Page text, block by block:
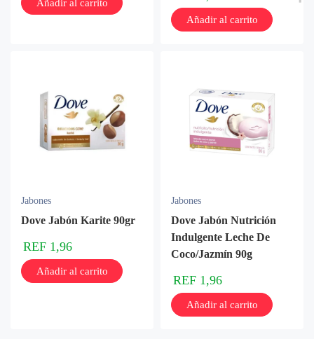
Añadir al carrito
Añadir al carrito
Jabones
Dove Jabón Karite 90gr
REF 1,96
Añadir al carrito
Jabones
Dove Jabón Nutrición
Indulgente Leche De
Coco/Jazmín 90g
REF 1,96
Añadir al carrito